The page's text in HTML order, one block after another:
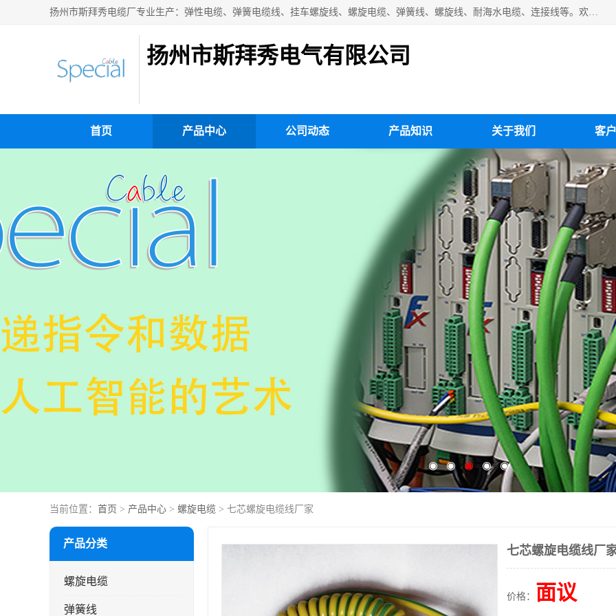
扬州市斯拜秀电缆厂专业生产：弹性电缆、弹簧电缆线、挂车螺旋线、螺旋电缆、弹簧线、螺旋线、耐海水电缆、连接线等。欢迎来电咨询！
扬州市斯拜秀电气有限公司
首页 产品中心 公司动态 产品知识 关于我们 客
当前位置： 首页 > 产品中心 > 螺旋电缆 > 七芯螺旋电缆线厂家
产品分类
螺旋电缆
弹簧线
七芯螺旋电缆线厂
价格： 面议